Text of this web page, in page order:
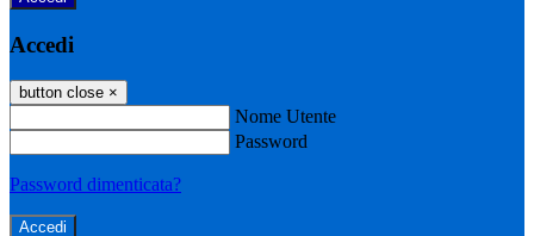
Accedi
button close ×
Nome Utente
Password
Password dimenticata?